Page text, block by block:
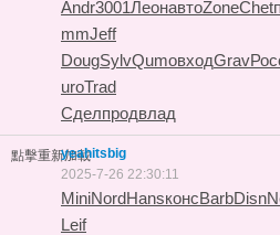
Andr3001ЛеонавтоZoneChet
mmJeff
DougSylvQumoвходGrav
uroTrad
Сделпродвлад
點擊重新加載yeahitsbig
2025-7-26 22:30:11
MiniNordHansконсBarbDisn
Leif